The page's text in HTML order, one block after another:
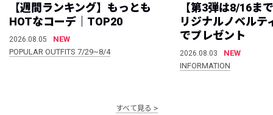
【週間ランキング】もっとも
HOTなコーデ｜TOP20
2026.08.05
NEW
POPULAR OUTFITS 7/29~8/4
【第3弾は8/16ま
リジナルノベルテ
でプレゼント
2026.08.03
NEW
INFORMATION
すべて見る